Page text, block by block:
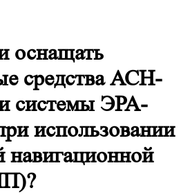
оснащать
средства АСН-
системы ЭРА-
использовании
навигационной